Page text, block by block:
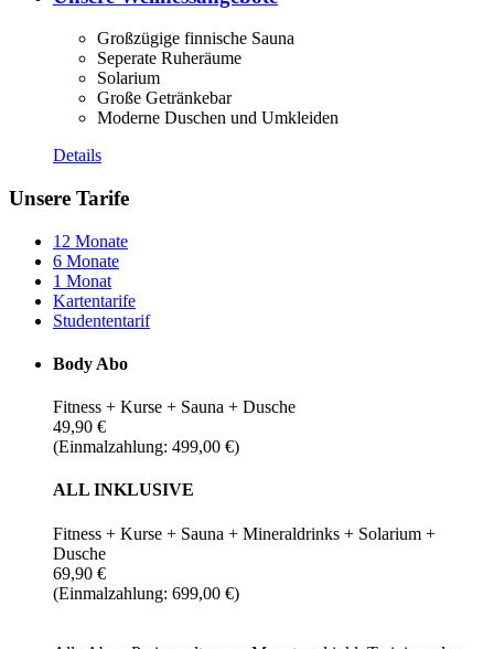
Großzügige finnische Sauna
Seperate Ruheräume
Solarium
Große Getränkebar
Moderne Duschen und Umkleiden
Details
Unsere Tarife
12 Monate
6 Monate
1 Monat
Kartentarife
Studententarif
Body Abo
Fitness + Kurse + Sauna + Dusche
49,90 €
(Einmalzahlung: 499,00 €)
ALL INKLUSIVE
Fitness + Kurse + Sauna + Mineraldrinks + Solarium +
Dusche
69,90 €
(Einmalzahlung: 699,00 €)